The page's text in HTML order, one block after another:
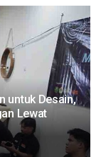
untuk Desain,
Lewat